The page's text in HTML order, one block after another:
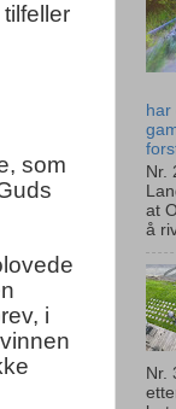
som
i
Nr.
at
å
Nr.